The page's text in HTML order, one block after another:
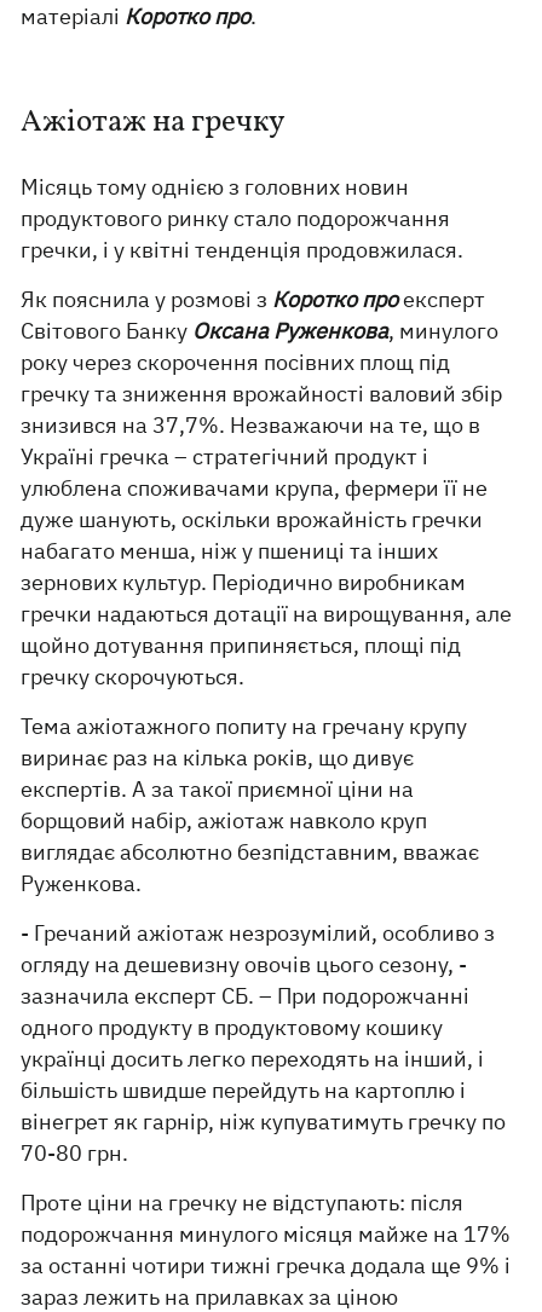
матеріалі Коротко про.
Ажіотаж на гречку
Місяць тому однією з головних новин
продуктового ринку стало подорожчання
гречки, і у квітні тенденція продовжилася.
Як пояснила у розмові з Коротко проексперт
Світового Банку Оксана Руженкова, минулого
року через скорочення посівних площ під
гречку та зниження врожайності валовий збір
знизився на 37,7%. Незважаючи на те, що в
Україні гречка – стратегічний продукт і
улюблена споживачами крупа, фермери її не
дуже шанують, оскільки врожайність гречки
набагато менша, ніж у пшениці та інших
зернових культур. Періодично виробникам
гречки надаються дотації на вирощування, але
щойно дотування припиняється, площі під
гречку скорочуються.
Тема ажіотажного попиту на гречану крупу
виринає раз на кілька років, що дивує
експертів. А за такої приємної ціни на
борщовий набір, ажіотаж навколо круп
виглядає абсолютно безпідставним, вважає
Руженкова.
- Гречаний ажіотаж незрозумілий, особливо з
огляду на дешевизну овочів цього сезону, -
зазначила експерт СБ. – При подорожчанні
одного продукту в продуктовому кошику
українці досить легко переходять на інший, і
більшість швидше перейдуть на картоплю і
вінегрет як гарнір, ніж купуватимуть гречку по
70-80 грн.
Проте ціни на гречку не відступають: після
подорожчання минулого місяця майже на 17%
за останні чотири тижні гречка додала ще 9% і
зараз лежить на прилавках за ціною